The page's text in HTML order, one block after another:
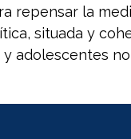
repensar la
situada y
adolescentes